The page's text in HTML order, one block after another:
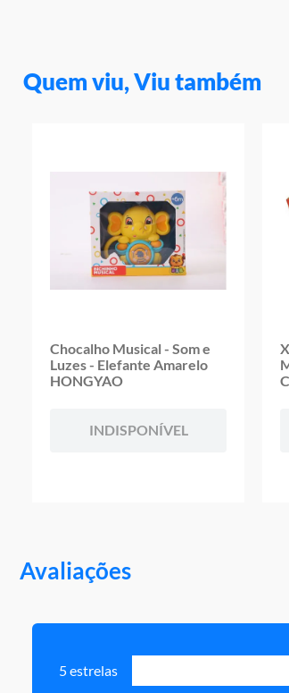
Quem viu, Viu também
Chocalho Musical - Som e
Luzes - Elefante Amarelo
HONGYAO
INDISPONÍVEL
Avaliações
5 estrelas